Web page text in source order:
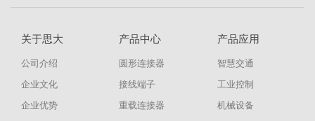
关于思大
公司介绍
企业文化
企业优势
产品中心
圆形连接器
接线端子
重载连接器
产品应用
智慧交通
工业控制
机械设备